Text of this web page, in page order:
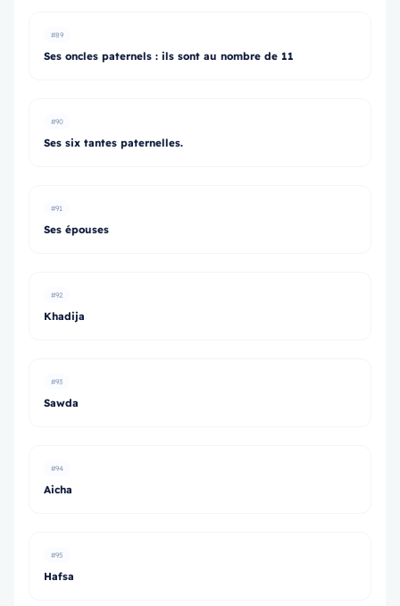
#89
Ses oncles paternels : ils sont au nombre de 11
#90
Ses six tantes paternelles.
#91
Ses épouses
#92
Khadija
#93
Sawda
#94
Aicha
#95
Hafsa